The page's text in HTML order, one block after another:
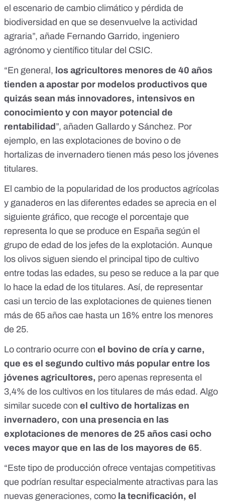
el escenario de cambio climático y pérdida de
biodiversidad en que se desenvuelve la actividad
agraria”, añade Fernando Garrido, ingeniero
agrónomo y científico titular del CSIC.
“En general, los agricultores menores de 40 años
tienden a apostar por modelos productivos que
quizás sean más innovadores, intensivos en
conocimiento y con mayor potencial de
rentabilidad ”, añaden Gallardo y Sánchez. Por
ejemplo, en las explotaciones de bovino o de
hortalizas de invernadero tienen más peso los jóvenes
titulares.
El cambio de la popularidad de los productos agrícolas
y ganaderos en las diferentes edades se aprecia en el
siguiente gráfico, que recoge el porcentaje que
representa lo que se produce en España según el
grupo de edad de los jefes de la explotación. Aunque
los olivos siguen siendo el principal tipo de cultivo
entre todas las edades, su peso se reduce a la par que
lo hace la edad de los titulares. Así, de representar
casi un tercio de las explotaciones de quienes tienen
más de 65 años cae hasta un 16% entre los menores
de 25.
Lo contrario ocurre con el bovino de cría y carne,
que es el segundo cultivo más popular entre los
jóvenes agricultores, pero apenas representa el
3,4% de los cultivos en los titulares de más edad. Algo
similar sucede con el cultivo de hortalizas en
invernadero, con una presencia en las
explotaciones de menores de 25 años casi ocho
veces mayor que en las de los mayores de 65.
“Este tipo de producción ofrece ventajas competitivas
que podrían resultar especialmente atractivas para las
nuevas generaciones, como la tecnificación, el